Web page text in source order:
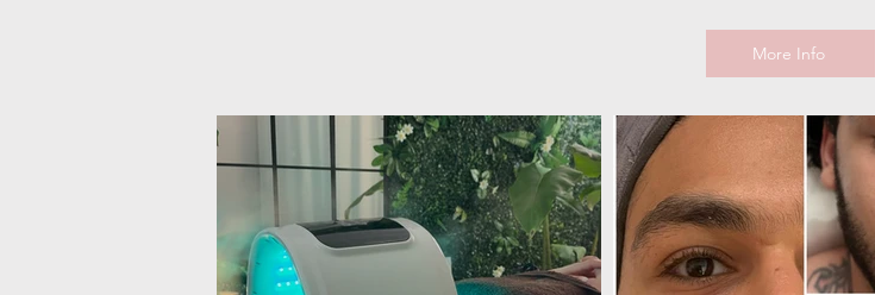
More Info